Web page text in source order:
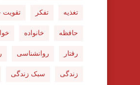
تغذیه تفکر تقویت
حافظه خانواده
رفتار روانشناسی
زندگی سبک زندگی